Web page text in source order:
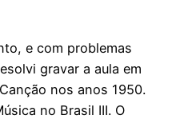
e com problemas
gravar a aula em
nos anos 1950.
no Brasil III. O